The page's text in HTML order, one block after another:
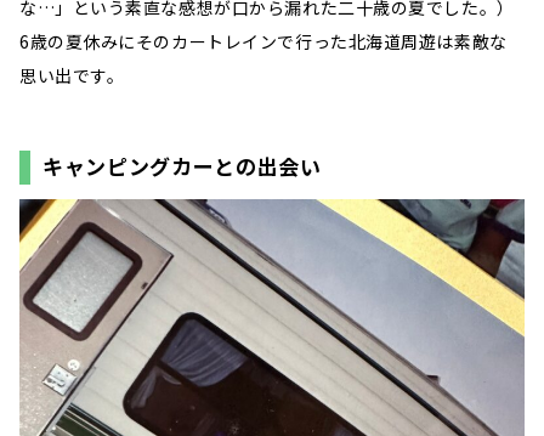
な…」という素直な感想が口から漏れた二十歳の夏でした。）
6歳の夏休みにそのカートレインで行った北海道周遊は素敵な
思い出です。
キャンピングカーとの出会い